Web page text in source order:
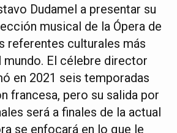
Dudamel a presentar su
musical de la Ópera de
referentes culturales más
El célebre director
en 2021 seis temporadas
francesa, pero su salida por
será a finales de la actual
se enfocará en lo que le